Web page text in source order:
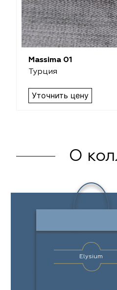
Massima 01
Турция
Уточнить цену
О
Elysium